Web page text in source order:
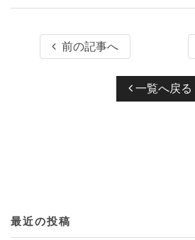
前の記事へ
一覧へ戻る
最近の投稿